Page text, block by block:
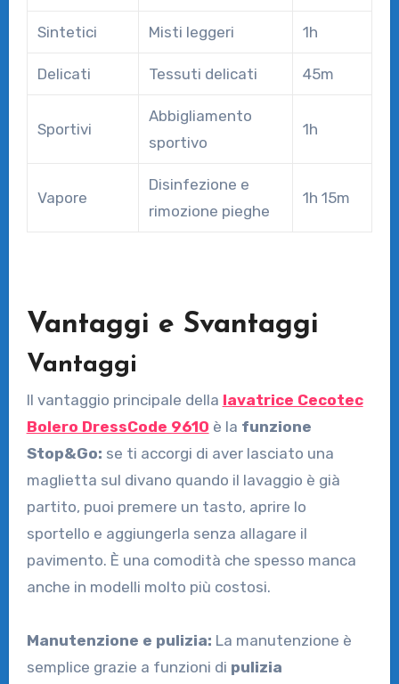
Sintetici Misti leggeri 1h
Delicati Tessuti delicati 45m
Sportivi
Abbigliamento
sportivo
1h
Vapore
Disinfezione e
rimozione pieghe
1h 15m
Vantaggi e Svantaggi
Vantaggi
Il vantaggio principale della lavatrice Cecotec
Bolero DressCode 9610 è la funzione
Stop&Go: se ti accorgi di aver lasciato una
maglietta sul divano quando il lavaggio è già
partito, puoi premere un tasto, aprire lo
sportello e aggiungerla senza allagare il
pavimento. È una comodità che spesso manca
anche in modelli molto più costosi.
Manutenzione e pulizia: La manutenzione è
semplice grazie a funzioni di pulizia